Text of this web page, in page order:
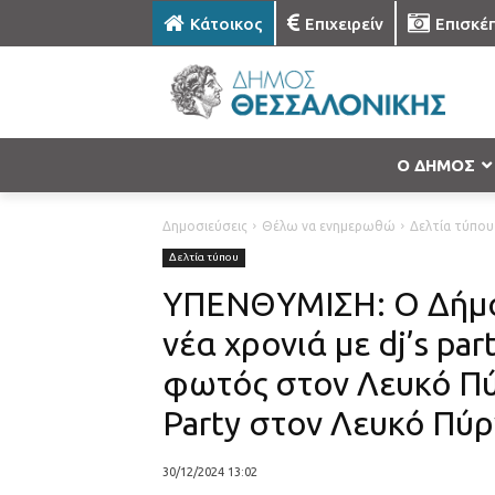
Κάτοικος Επιχειρείν
Ο ΔΗΜΟΣ
Δημοσιεύσεις Θέλω να ενημερωθώ Δελτία τύπου
Δελτία τύπου
ΥΠΕΝΘΥΜΙΣΗ: Ο
νέα χρονιά με dj’s
φωτός στον Λευκό
Party στον Λευκό
30/12/2024 13:02